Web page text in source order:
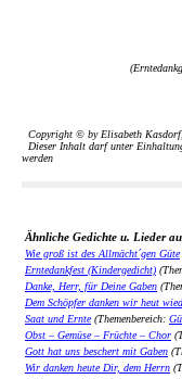
Copyright © by Elisabeth
Dieser Inhalt darf unter
werden
Ähnliche Gedichte u. Lieder
Wie groß ist des Allmächt´gen Güte
Erntedankfest (Kindergedicht)
Danke, Herr, für Deine Gaben
Dem Schöpfer danken wir heut
Saat und Ernte(Themenbereich:
Obst – Gemüse – Früchte – Chor
Gott hat uns beschert mit Gaben
Wir danken heute Dir, dem Herrn